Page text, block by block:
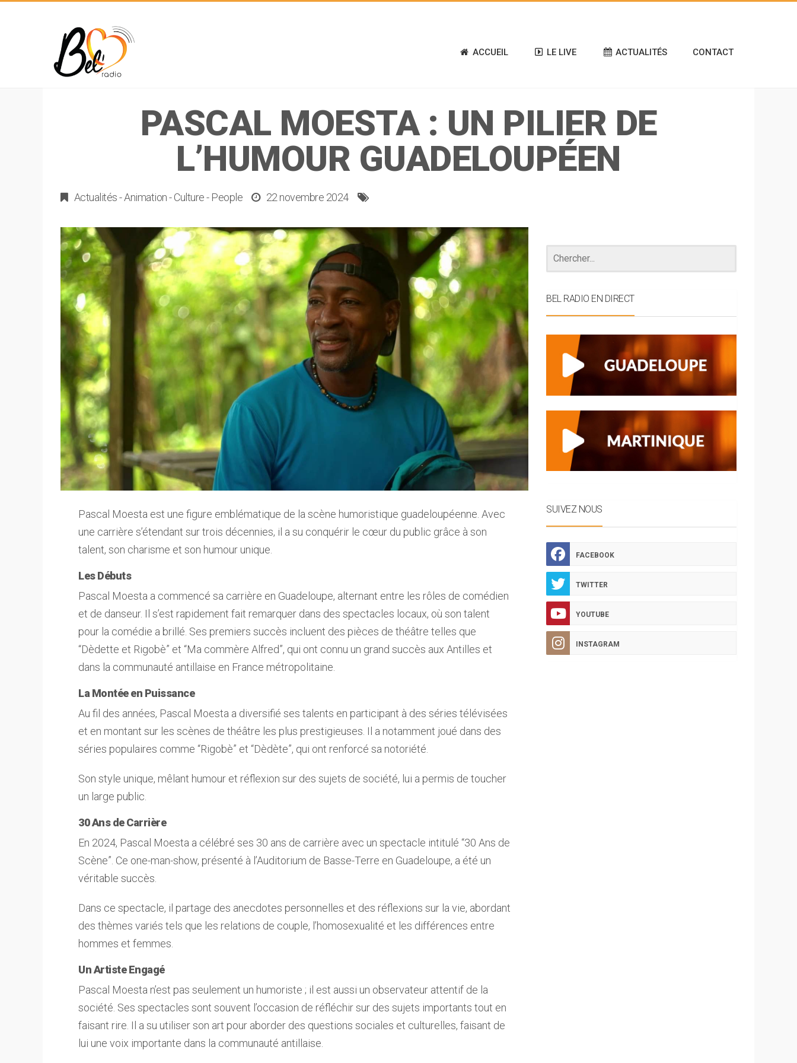
ACCUEIL LE LIVE ACTUALITÉS CONTACT
PASCAL MOESTA : UN PILIER DE
L’HUMOUR GUADELOUPÉEN
Actualités-Animation- Culture- People 22 novembre 2024
Pascal Moesta est une figure emblématique de la scène humoristique guadeloupéenne. Avec
une carrière s’étendant sur trois décennies, il a su conquérir le cœur du public grâce à son
talent, son charisme et son humour unique.
Les Débuts
Pascal Moesta a commencé sa carrière en Guadeloupe, alternant entre les rôles de comédien
et de danseur. Il s’est rapidement fait remarquer dans des spectacles locaux, où son talent
pour la comédie a brillé. Ses premiers succès incluent des pièces de théâtre telles que
“Dèdette et Rigobè” et “Ma commère Alfred”, qui ont connu un grand succès aux Antilles et
dans la communauté antillaise en France métropolitaine.
La Montée en Puissance
Au fil des années, Pascal Moesta a diversifié ses talents en participant à des séries télévisées
et en montant sur les scènes de théâtre les plus prestigieuses. Il a notamment joué dans des
séries populaires comme “Rigobè” et “Dèdète”, qui ont renforcé sa notoriété.
Son style unique, mêlant humour et réflexion sur des sujets de société, lui a permis de toucher
un large public.
30 Ans de Carrière
En 2024, Pascal Moesta a célébré ses 30 ans de carrière avec un spectacle intitulé “30 Ans de
Scène”. Ce one-man-show, présenté à l’Auditorium de Basse-Terre en Guadeloupe, a été un
véritable succès.
Dans ce spectacle, il partage des anecdotes personnelles et des réflexions sur la vie, abordant
des thèmes variés tels que les relations de couple, l’homosexualité et les différences entre
hommes et femmes.
Un Artiste Engagé
Pascal Moesta n’est pas seulement un humoriste ; il est aussi un observateur attentif de la
société. Ses spectacles sont souvent l’occasion de réfléchir sur des sujets importants tout en
faisant rire. Il a su utiliser son art pour aborder des questions sociales et culturelles, faisant de
lui une voix importante dans la communauté antillaise.
BEL RADIO EN DIRECT
SUIVEZ NOUS
FACEBOOK
TWITTER
YOUTUBE
INSTAGRAM